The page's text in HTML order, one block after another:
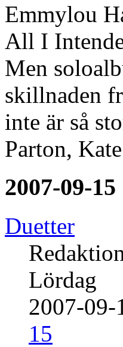
Emmylou
All I
Men
skillnaden
inte är så
Parton,
2007-09-15
Duetter
Lördag
2007-09-
15